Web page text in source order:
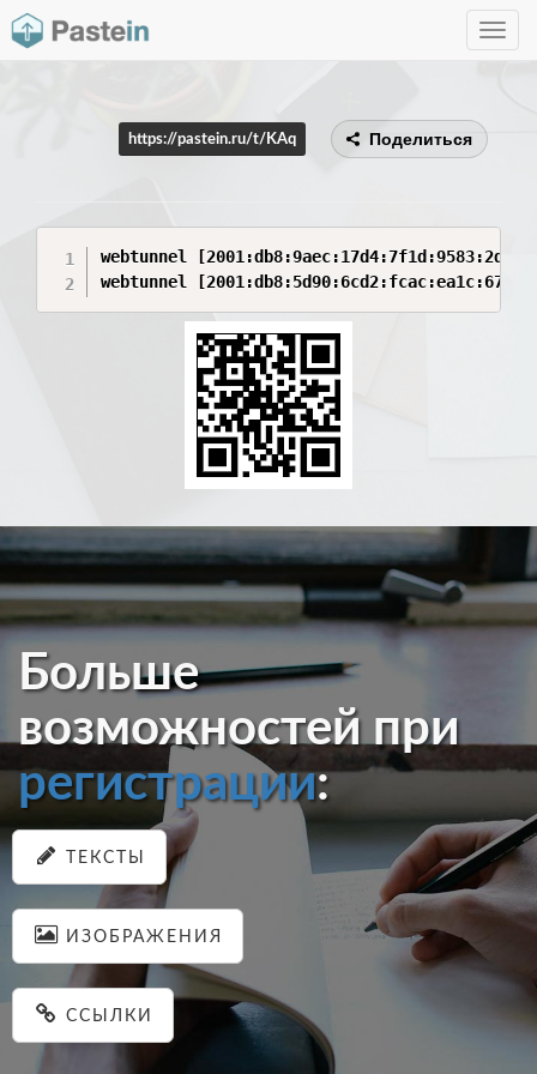
Toggle
https://pastein.ru/t/KAq Поделиться
webtunnel
webtunnel
Больше
возможностей при
регистрации:
ТЕКСТЫ
ИЗОБРАЖЕНИЯ
ССЫЛКИ